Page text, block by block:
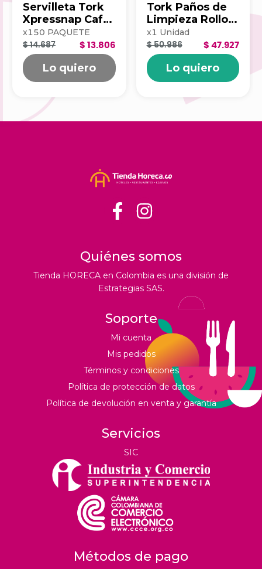
Servilleta Tork
Xpressnap Cafe
500hj Blanca
202223
x150 PAQUETE
$ 13.806
$ 14.687
Lo quiero
Tork Paños de
Limpieza Rollo x
100 203390
x1 Unidad
$ 47.927
$ 50.986
Lo quiero
Quiénes somos
Tienda HORECA en Colombia es una división de
Estrategias SAS.
Soporte
Mi cuenta
Mis pedidos
Términos y condiciones
Política de protección de datos
Política de devolución en venta y garantía
Servicios
SIC
Métodos de pago